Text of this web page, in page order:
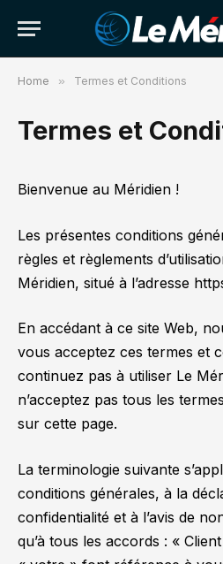
Home » Termes et Conditions
Termes et
Bienvenue au Méridien !
Les présentes conditions
règles et règlements
Méridien, situé à l’adresse
En accédant à ce site Web,
vous acceptez ces termes et
continuez pas à utiliser Le
n’acceptez pas tous les
sur cette page.
La terminologie suivante
conditions générales, à la
confidentialité et à l’avis de
qu’à tous les accords : «